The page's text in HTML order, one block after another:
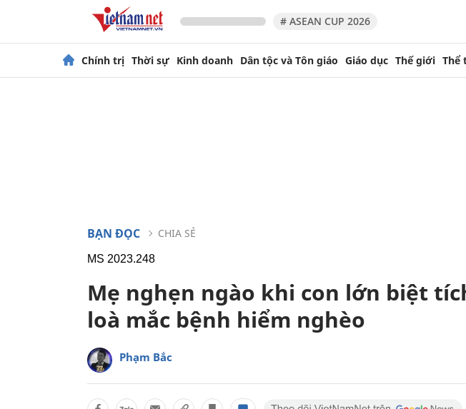
# ASEAN CUP 2026
Chính trị Thời sự Kinh doanh Dân tộc và Tôn giáo Giáo dục Thế giới Thể
BẠN ĐỌC CHIA SẺ
MS 2023.248
Mẹ nghẹn ngào khi con lớn biệt
loà mắc bệnh hiểm nghèo
Phạm Bắc